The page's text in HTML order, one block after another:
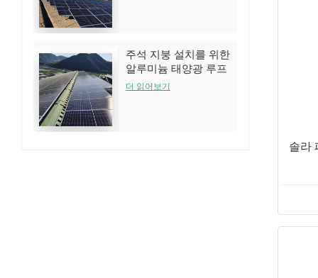
주석 지붕 설치를 위한
알루미늄 태양광 루프
랙 구조
더 읽어보기
솔라